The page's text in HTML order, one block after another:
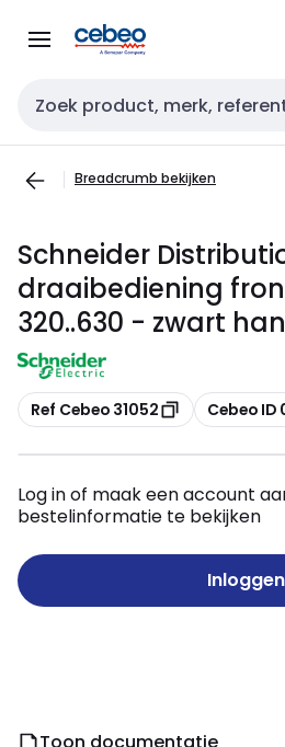
naar
naar
Zoekveld invoer
Breadcrumb bekijken
Schneider
draaibediening
320..630 - zwart
Kopiëren
Ref Cebeo 31052 Kopiëren
Cebeo ID
Log in of maak een account
bestelinformatie te bekijken
Inloggen